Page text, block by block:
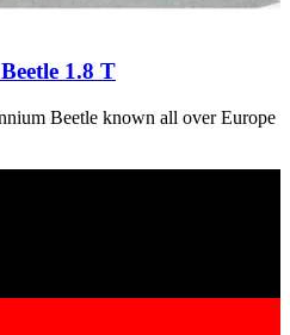
1.8 T
Beetle known all over Europe